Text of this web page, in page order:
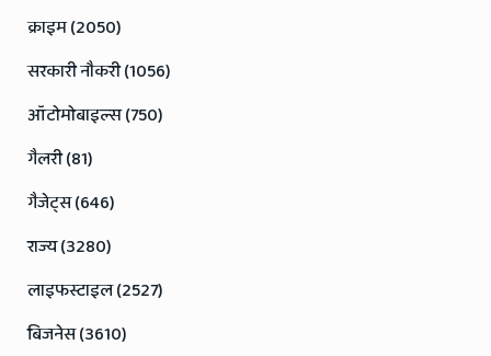
क्राइम (2050)
सरकारी नौकरी (1056)
ऑटोमोबाइल्स (750)
गैलरी (81)
गैजेट्स (646)
राज्य (3280)
लाइफस्टाइल (2527)
बिजनेस (3610)